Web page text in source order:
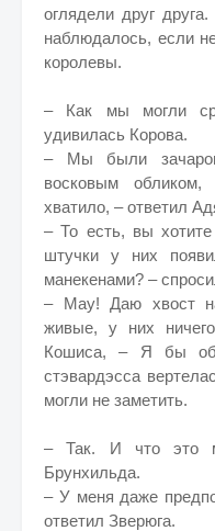
оглядели друг
наблюдалось, если
королевы.
– Как мы могли
удивилась Корова.
– Мы были
восковым
хватило, – ответил
– То есть, вы хотите
штучки у них
манекенами? –
– Мау! Даю хвост
живые, у них
Кошиса, – Я бы
стэвардэсса
могли не заметить.
– Так. И что это
Брунхильда.
– У меня даже
ответил Зверюга.